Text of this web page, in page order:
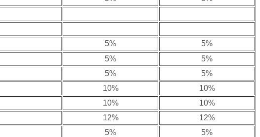
5%
5%
5%
5%
5%
5%
10%
10%
10%
10%
12%
12%
5%
5%